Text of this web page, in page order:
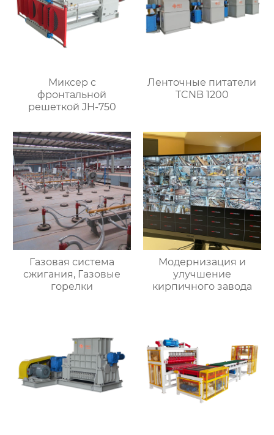
Миксер с
фронтальной
решеткой JH-750
Ленточные питатели
TCNB 1200
Газовая система
сжигания, Газовые
горелки
Модернизация и
улучшение
кирпичного завода